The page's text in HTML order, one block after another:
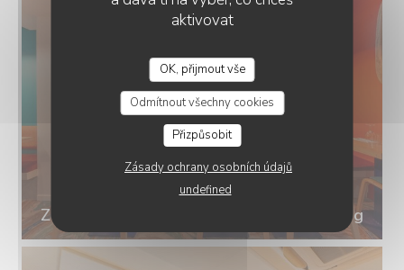
aktivovat
OK, přijmout vše
Odmítnout všechny cookies
Přizpůsobit
Zásady ochrany osobních údajů
undefined
Zenchef_LesVoilesRouges_Sceaux-8_0.jpg
CRÊPERIE LES VOILES ROUGES